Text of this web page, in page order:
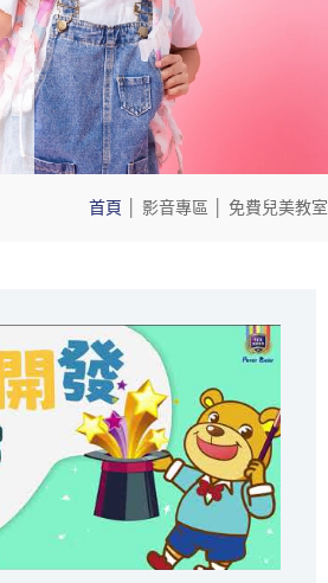
首頁 影音專區 免費兒美教室